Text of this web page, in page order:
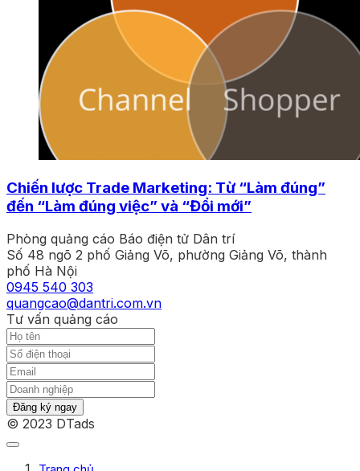
Chiến lược Trade Marketing: Từ “Làm đúng”
đến “Làm đúng việc” và “Đổi mới”
Phòng quảng cáo Báo điện tử Dân trí
Số 48 ngõ 2 phố Giảng Võ, phường Giảng Võ, thành
phố Hà Nội
0945 540 303
quangcao@dantri.com.vn
Tư vấn quảng cáo
Đăng ký ngay
© 2023 DTads